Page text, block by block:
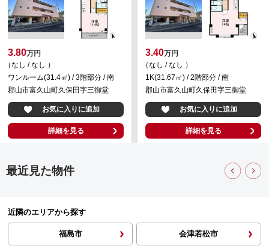
3.40万円
（なし / なし ）
1K(31.67㎡) / 2階部分 / 南
郡山市富久山町久保田字三御堂
お気に入りに追加
詳細を見る
9.00万円
（5,000円 / なし ）
1LDK(46.26㎡) / 3階部分 / 東
郡山市開成４丁目
お気に入りに追加
詳細を見る
最近見た物件
近隣のエリアから探す
福島市 会津若松市